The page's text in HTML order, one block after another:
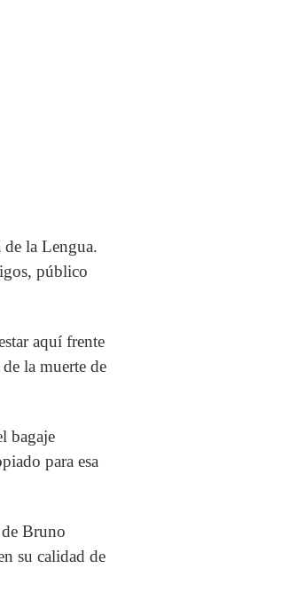
de la Lengua.
público
aquí frente
la muerte de
bagaje
para esa
Bruno
su calidad de